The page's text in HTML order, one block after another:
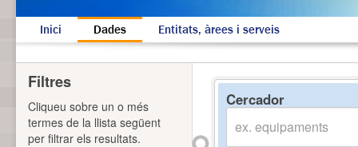
Inici Dades Entitats, àrees i serveis
Cercador
Filtres
Cliqueu sobre un o més
termes de la llista següent
per filtrar els resultats.